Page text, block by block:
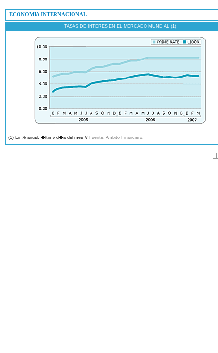
 ECONOMIA INTERNACIONAL
TASAS DE INTERES EN EL MERCADO MUNDIAL (1)
(1) En % anual; �ltimo d�a del mes // Fuente: Ambito Financiero.